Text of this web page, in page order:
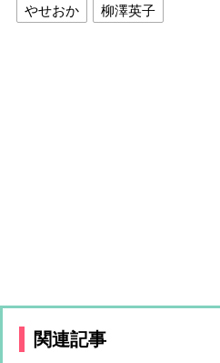
やせおか
柳澤英子
関連記事